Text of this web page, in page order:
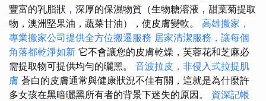
豐富的乳脂狀，深厚的保濕物質（生物糖溶液，甜葉菊提取
物，澳洲堅果油，蔬菜甘油），使皮膚變軟。 高雄搬家，
專業搬家公司提供全方位搬遷服務 居家清潔服務，讓每個
角落都乾淨如新 它不會讓您的皮膚乾燥，芙蓉花和芝麻必
需提取物可提供均勻的曬黑。 音波拉皮，非侵入式拉提肌
膚 蒼白的皮膚通常與健康狀況不佳有關，這就是為什麼許
多女孩在黑暗曬黑所有者的背景下迷失的原因。 資深記帳